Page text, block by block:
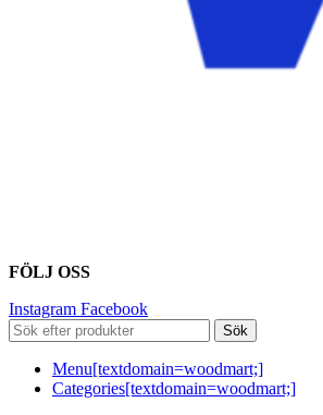
FÖLJ OSS
Instagram Facebook
Sök
Menu[textdomain=woodmart;]
Categories[textdomain=woodmart;]